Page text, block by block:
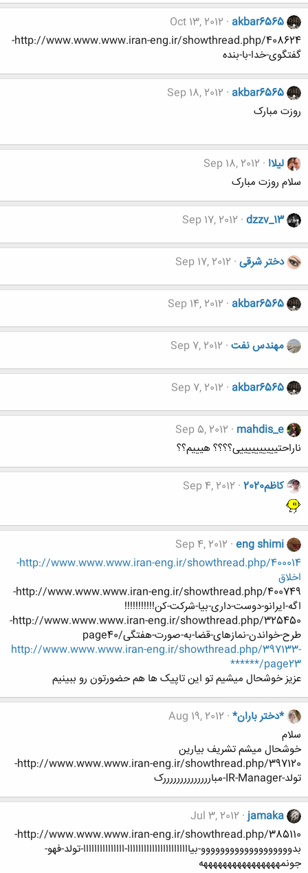
akbar6565
Oct 13, 2012
http://www.www.www.iran-eng.ir/showthread.php/408624-
گفتگوی-خدا-با-بنده
akbar6565
Sep 18, 2012
روزت مبارک
لیلاا Sep 18, 2012
سلام روزت مبارک
dzzv_13
Sep 17, 2012
دختر شرقی Sep 17, 2012
akbar6565
Sep 14, 2012
مهندس نفت Sep 7, 2012
akbar6565
Sep 7, 2012
mahdis_e
Sep 5, 2012
ناراحتییییییییییی؟؟؟؟ هیییم؟؟
کاظم2020 Sep 4, 2012
eng shimi
Sep 4, 2012
http://www.www.www.iran-eng.ir/showthread.php/400014-
اخلاق
http://www.www.www.iran-eng.ir/showthread.php/400749-
اگه-ایرانو-دوست-داری-بیا-شرکت-کن!!!!!!!!!!!
http://www.www.www.iran-eng.ir/showthread.php/325450-
طرح-خواندن-نمازهای-قضا-به-صورت-هفتگی/page40
http://www.www.www.iran-eng.ir/showthread.php/397133-
******/page23
عزیز خوشحال میشیم تو این تاپیک ها هم حضورتون رو ببینیم
*دختر باران* Aug 19, 2012
سلام
خوشحال میشم تشریف بیارین
http://www.www.www.iran-eng.ir/showthread.php/397120-
تولد-IR-Manager-مباررررررررررررررک
jamaka
Jul 3, 2012
http://www.www.www.iran-eng.ir/showthread.php/385110-
بدووووووووووووووووووو-بیااااااااااااااااااااااا-ااااااااااااااا-تولد-فهو-
جونمههههههههههههههههه